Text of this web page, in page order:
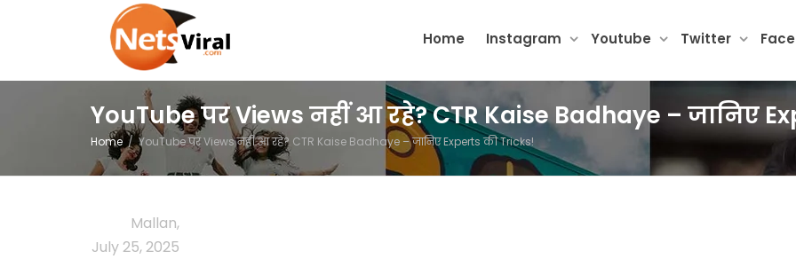
Home Instagram Youtube Twitter
YouTube पर Views नहीं आ रहे? CTR Kaise Badhaye – जानिए
Home YouTube पर Views नहीं आ रहे? CTR Kaise Badhaye – जानिए Experts की Tricks!
Mallan,
July 25, 2025